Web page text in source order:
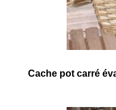
Cache pot carré